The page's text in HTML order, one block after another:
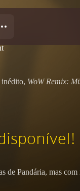
inédito, WoW Remix:
Pandária, mas